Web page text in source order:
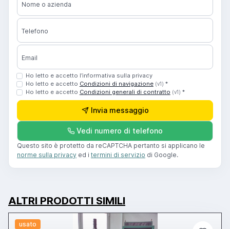
Nome o azienda
Telefono
Email
Ho letto e accetto l’informativa sulla privacy
Ho letto e accetto Condizioni di navigazione (v1) *
Ho letto e accetto Condizioni generali di contratto (v1) *
Invia messaggio
Vedi numero di telefono
Questo sito è protetto da reCAPTCHA pertanto si applicano le
norme sulla privacy ed i termini di servizio di Google.
ALTRI PRODOTTI SIMILI
usato